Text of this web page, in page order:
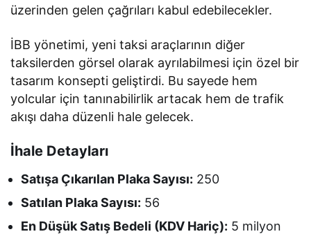
üzerinden gelen çağrıları kabul edebilecekler.
İBB yönetimi, yeni taksi araçlarının diğer
taksilerden görsel olarak ayrılabilmesi için özel bir
tasarım konsepti geliştirdi. Bu sayede hem
yolcular için tanınabilirlik artacak hem de trafik
akışı daha düzenli hale gelecek.
İhale Detayları
Satışa Çıkarılan Plaka Sayısı: 250
Satılan Plaka Sayısı: 56
En Düşük Satış Bedeli (KDV Hariç): 5 milyon